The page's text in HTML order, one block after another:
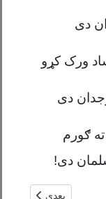
دی
ورک کړو
دی
ګورم
دی!
بسم الله اکبری
مطلب بعدی:
بعدی